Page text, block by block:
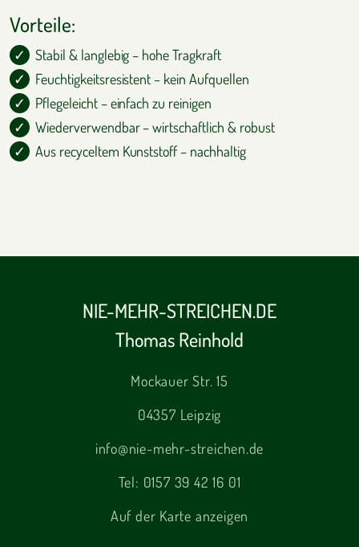
Vorteile:
Stabil & langlebig – hohe Tragkraft
Feuchtigkeitsresistent – kein Aufquellen
Pflegeleicht – einfach zu reinigen
Wiederverwendbar – wirtschaftlich & robust
Aus recyceltem Kunststoff – nachhaltig
NIE-MEHR-STREICHEN.DE
Thomas Reinhold
Mockauer Str. 15
04357 Leipzig
info@nie-mehr-streichen.de
Tel: 0157 39 42 16 01
Auf der Karte anzeigen